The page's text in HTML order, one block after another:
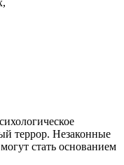
террор. Незаконные
стать основанием